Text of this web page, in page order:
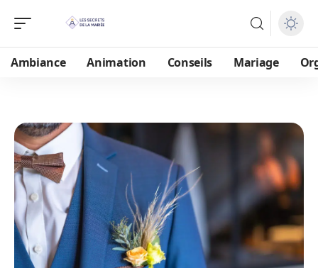
Ambiance Animation Conseils Mariage